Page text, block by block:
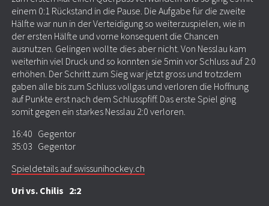
einem 0:1 Rückstand in die Pause. Die Aufgabe für die zweite
Hälfte war nun in der Verteidigung so weiterzuspielen, wie in
der ersten Hälfte und vorne konsequent die Chancen
ausnutzen. Gelingen wollte dies aber nicht. Von Nesslau kam
weiterhin viel Druck und so konnten sie 5min vor Schluss auf 2:0
erhöhen. Der Schritt zum Sieg war jetzt gross und trotzdem
gaben alle bis zum Schluss vollgas und verloren die Hoffnung
auf Punkte erst nach dem Schlusspfiff. Das erste Spiel ging
somit gegen ein starkes Nesslau 2:0 verloren.
16:40 Gegentor
35:03 Gegentor
Spieldetails auf swissunihockey.ch
Uri vs. Chilis 2:2